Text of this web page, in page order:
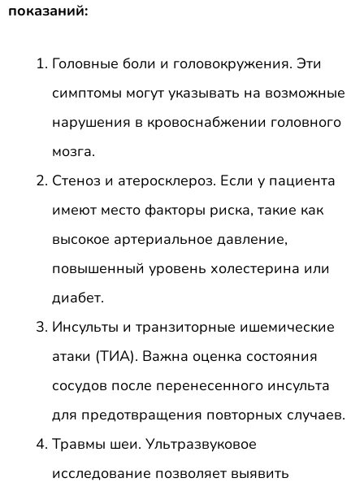
показаний:
Головные боли и головокружения. Эти
симптомы могут указывать на возможные
нарушения в кровоснабжении головного
мозга.
Стеноз и атеросклероз. Если у пациента
имеют место факторы риска, такие как
высокое артериальное давление,
повышенный уровень холестерина или
диабет.
Инсульты и транзиторные ишемические
атаки (ТИА). Важна оценка состояния
сосудов после перенесенного инсульта
для предотвращения повторных случаев.
Травмы шеи. Ультразвуковое
исследование позволяет выявить